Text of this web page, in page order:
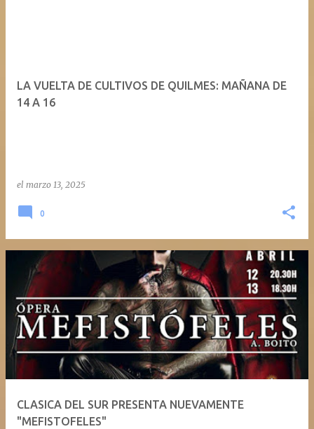
LA VUELTA DE CULTIVOS DE QUILMES: MAÑANA DE
14 A 16
el marzo 13, 2025
0
CLASICA DEL SUR PRESENTA NUEVAMENTE
"MEFISTOFELES"